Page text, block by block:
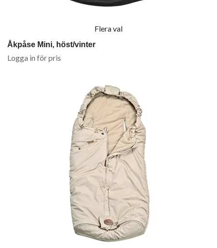
Flera val
Åkpåse Mini, höst/vinter
Logga in för pris